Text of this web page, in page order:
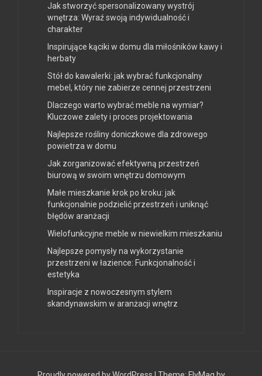
Jak stworzyć spersonalizowany wystrój
wnętrza: Wyraź swoją indywidualność i
charakter
Inspirujące kąciki w domu dla miłośników kawy i
herbaty
Stół do kawalerki: jak wybrać funkcjonalny
mebel, który nie zabierze cennej przestrzeni
Dlaczego warto wybrać meble na wymiar?
Kluczowe zalety i proces projektowania
Najlepsze rośliny doniczkowe dla zdrowego
powietrza w domu
Jak zorganizować efektywną przestrzeń
biurową w swoim wnętrzu domowym
Małe mieszkanie krok po kroku: jak
funkcjonalnie podzielić przestrzeń i uniknąć
błędów aranżacji
Wielofunkcyjne meble w niewielkim mieszkaniu
Najlepsze pomysły na wykorzystanie
przestrzeni w łazience: Funkcjonalność i
estetyka
Inspiracje z nowoczesnym stylem
skandynawskim w aranżacji wnętrz